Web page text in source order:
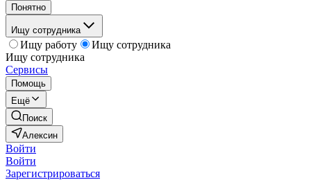
Понятно
Ищу сотрудника
Ищу работу
Ищу сотрудника
Ищу сотрудника
Сервисы
Помощь
Ещё
Поиск
Алексин
Войти
Войти
Зарегистрироваться